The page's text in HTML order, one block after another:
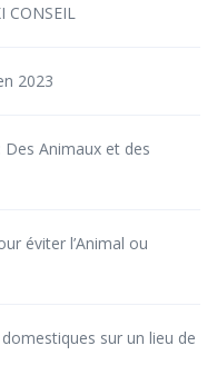
CONSEIL
2023
Animaux et des
éviter l’Animal ou
sur un lieu de